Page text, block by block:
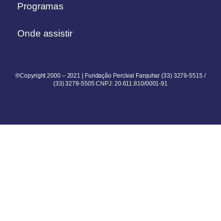
Programas
Onde assistir
®Copyright 2000 – 2021 | Fundação Percival Farquhar (33) 3279-5515 /
(33) 3279-5505 CNPJ: 20.611.810/0001-91